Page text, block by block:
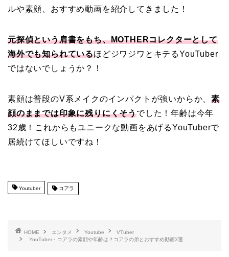
ルや素顔、おすすめ動画を紹介してきました！
元探偵という肩書をもち、MOTHERコレクターとして
海外でも知られているほどジワジワとキテるYouTuber
ではないでしょうか？！
素顔は普段のV系メイクのインパクトが強いからか、素
顔のままでは印象に残りにくそうでした！年齢は今年
32歳！これからもユニークな動画をあげるYouTuberで
居続けてほしいですね！
Youtuber コアラ
HOME エンタメ Youtube
VTuber
YouTuber・コアラの素顔や年齢は？コアラの弟とおすすめ動画3選